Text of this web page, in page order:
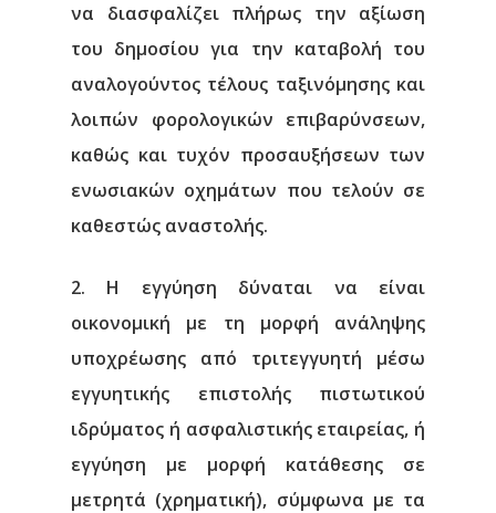
να διασφαλίζει πλήρως την αξίωση
του δημοσίου για την καταβολή του
αναλογούντος τέλους ταξινόμησης και
λοιπών φορολογικών επιβαρύνσεων,
καθώς και τυχόν προσαυξήσεων των
ενωσιακών οχημάτων που τελούν σε
καθεστώς αναστολής.
2. Η εγγύηση δύναται να είναι
οικονομική με τη μορφή ανάληψης
υποχρέωσης από τριτεγγυητή μέσω
εγγυητικής επιστολής πιστωτικού
ιδρύματος ή ασφαλιστικής εταιρείας, ή
εγγύηση με μορφή κατάθεσης σε
μετρητά (χρηματική), σύμφωνα με τα